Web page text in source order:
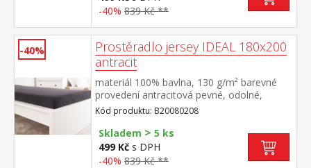
-40% 839 Kč **
-40%
Prostěradlo jersey IDEAL 180x200
antracit
materiál 100% bavlna, 130 g/m² barevné
provedení antracitová pevné, odolné,
stálobarevné, obšito gumou pro matrace
do výšky 25 cm pratelné do 60 °C
Kód produktu: B20080208
Skladem > 5 ks
499 Kč s DPH
-40% 839 Kč **